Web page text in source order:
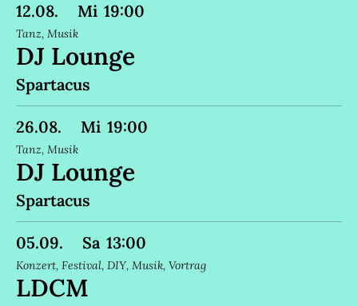
12.08. Mi 19:00
Tanz, Musik
DJ Lounge
Spartacus
26.08. Mi 19:00
Tanz, Musik
DJ Lounge
Spartacus
05.09. Sa 13:00
Konzert, Festival, DIY, Musik, Vortrag
LDCM